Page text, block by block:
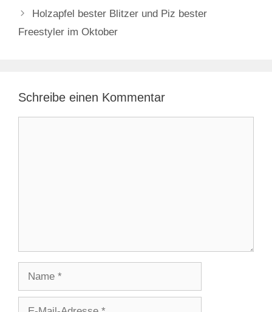
Holzapfel bester Blitzer und Piz bester
Freestyler im Oktober
Schreibe einen Kommentar